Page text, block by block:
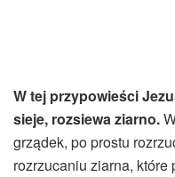
W tej przypowieści
sieje, rozsiewa ziarno.
grządek, po prostu
rozrzucaniu ziarna, które